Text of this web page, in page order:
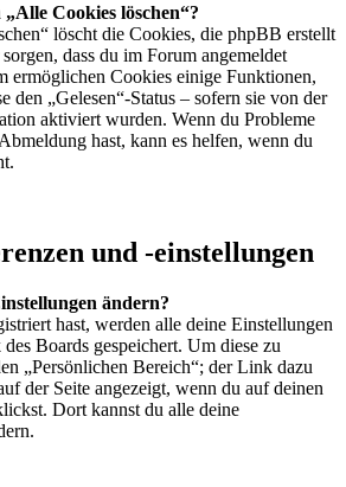
Cookies löschen“?
löscht die Cookies, die phpBB erstellt
dass du im Forum angemeldet
ermöglichen Cookies einige Funktionen,
den „Gelesen“-Status – sofern sie von der
aktiviert wurden. Wenn du Probleme
hast, kann es helfen, wenn du
und -einstellungen
ändern?
hast, werden alle deine Einstellungen
Boards gespeichert. Um diese zu
„Persönlichen Bereich“; der Link dazu
der Seite angezeigt, wenn du auf deinen
Dort kannst du alle deine